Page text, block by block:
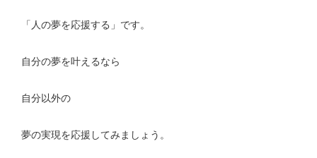
「人の夢を応援する」です。
自分の夢を叶えるなら
自分以外の
夢の実現を応援してみましょう。